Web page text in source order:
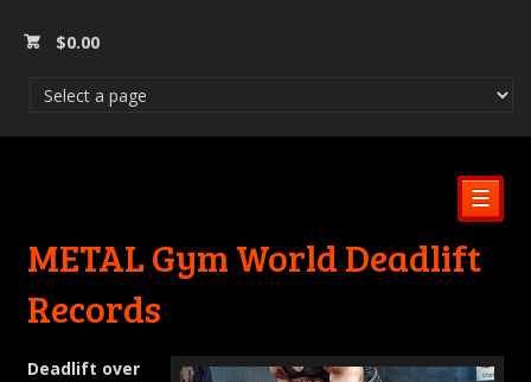
$0.00
☰
METAL Gym World Deadlift
Records
Deadlift over